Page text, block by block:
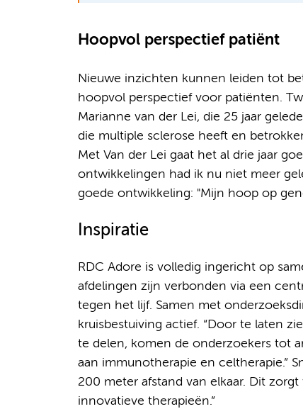
Hoopvol perspectief patiënt
Nieuwe inzichten kunnen leiden tot
hoopvol perspectief voor patiënten.
Marianne van der Lei, die 25 jaar
die multiple sclerose heeft en
Met Van der Lei gaat het al drie jaar
ontwikkelingen had ik nu niet meer
goede ontwikkeling: "Mijn hoop op
Inspiratie
RDC Adore is volledig ingericht op
afdelingen zijn verbonden via een
tegen het lijf. Samen met
kruisbestuiving actief. “Door te laten
te delen, komen de onderzoekers tot
aan immunotherapie en celtherapie.”
200 meter afstand van elkaar. Dit
innovatieve therapieën.”